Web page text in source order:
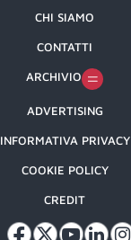
CHI SIAMO
CONTATTI
ARCHIVIO
ADVERTISING
INFORMATIVA PRIVACY
COOKIE POLICY
CREDIT